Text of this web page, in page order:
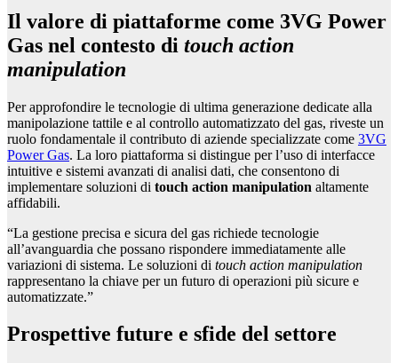
Il valore di piattaforme come 3VG Power
Gas nel contesto di touch action
manipulation
Per approfondire le tecnologie di ultima generazione dedicate alla
manipolazione tattile e al controllo automatizzato del gas, riveste un
ruolo fondamentale il contributo di aziende specializzate come 3VG
Power Gas. La loro piattaforma si distingue per l’uso di interfacce
intuitive e sistemi avanzati di analisi dati, che consentono di
implementare soluzioni di touch action manipulation altamente
affidabili.
“La gestione precisa e sicura del gas richiede tecnologie
all’avanguardia che possano rispondere immediatamente alle
variazioni di sistema. Le soluzioni di touch action manipulation
rappresentano la chiave per un futuro di operazioni più sicure e
automatizzate.”
Prospettive future e sfide del settore